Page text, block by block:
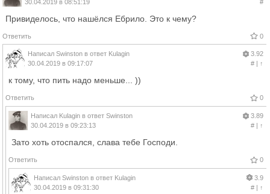
30.04.2019 в 08:51:19
#
Привиделось, что нашёлся Ебрило. Это к чему?
Ответить 0
Написал Swinston в ответ Kulagin
30.04.2019 в 09:17:07
3.92
#| ↑
к тому, что пить надо меньше... ))
Ответить 0
Написал Kulagin в ответ Swinston
30.04.2019 в 09:23:13
3.89
#| ↑
Зато хоть отоспался, слава тебе Господи.
Ответить 0
Написал Swinston в ответ Kulagin
30.04.2019 в 09:31:30
3.9
#| ↑